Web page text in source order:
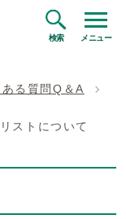
検索 メニュー
ある質問Q＆A
ストについて